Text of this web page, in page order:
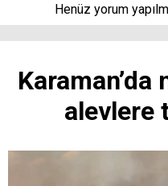
Henüz yorum
Karaman’da
alevlere